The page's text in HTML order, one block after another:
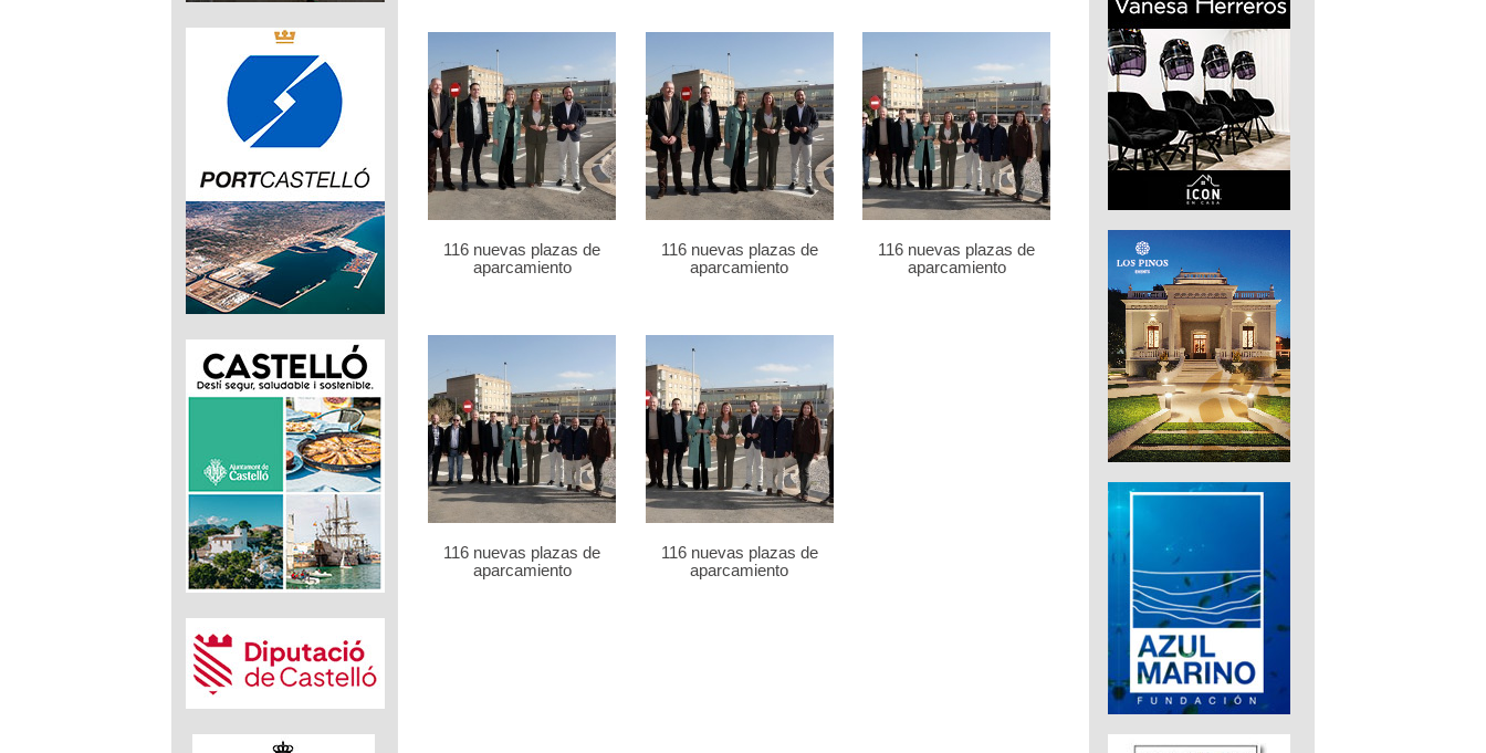
116 nuevas plazas de
aparcamiento
116 nuevas plazas de
aparcamiento
116 nuevas plazas de
aparcamiento
116 nuevas plazas de
aparcamiento
116 nuevas plazas de
aparcamiento